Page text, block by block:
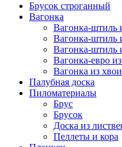
Брусок строганный
Вагонка
Вагонка-штиль
Вагонка-штиль
Вагонка-штиль
Вагонка-евро
Вагонка из хвои
Палубная доска
Пиломатериалы
Брус
Брусок
Доска из
Пеллеты и кора